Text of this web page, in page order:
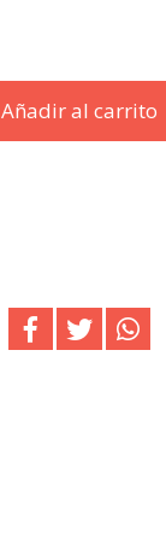
Añadir al carrito